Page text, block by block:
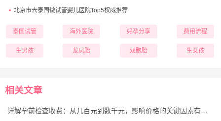
北京市去泰国做试管婴儿医院Top5权威推荐
泰国试管 海外医院 好孕分享 费用流程
生男孩 龙凤胎 双胞胎 生女孩
相关文章